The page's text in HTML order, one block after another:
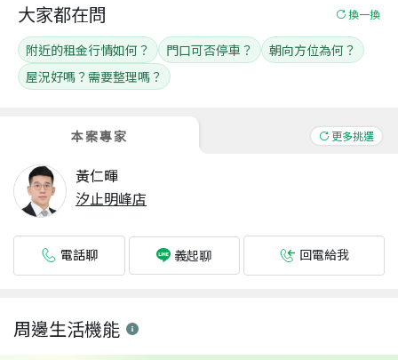
本案專家 更多挑選
黃仁暉
汐止明峰店
電話聊 義起聊 回電給我
大家都在問 換一換
附近的租金行情如何？ 門口可否停車？
朝向方位為何？
屋況好嗎？需要整理嗎？
周邊生活機能